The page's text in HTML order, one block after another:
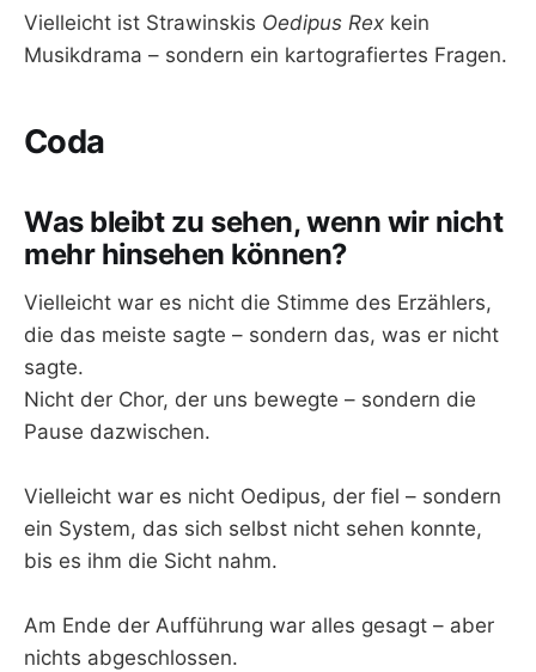
Vielleicht ist Strawinskis Oedipus Rex kein
Musikdrama – sondern ein kartografiertes Fragen.
Coda
Was bleibt zu sehen, wenn wir nicht
mehr hinsehen können?
Vielleicht war es nicht die Stimme des Erzählers,
die das meiste sagte – sondern das, was er nicht
sagte.
Nicht der Chor, der uns bewegte – sondern die
Pause dazwischen.
Vielleicht war es nicht Oedipus, der fiel – sondern
ein System, das sich selbst nicht sehen konnte,
bis es ihm die Sicht nahm.
Am Ende der Aufführung war alles gesagt – aber
nichts abgeschlossen.